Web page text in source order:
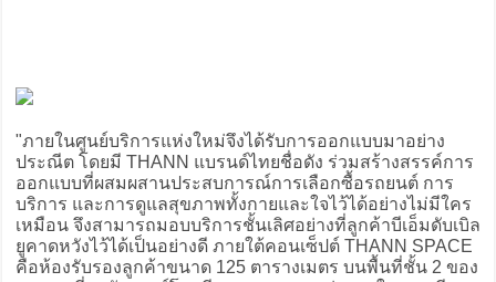
"ภายในศูนย์บริการแห่งใหม่จึงได้รับการออกแบบมาอย่าง
ประณีต โดยมี THANN แบรนด์ไทยชื่อดัง ร่วมสร้างสรรค์การ
ออกแบบที่ผสมผสานประสบการณ์การเลือกซื้อรถยนต์ การ
บริการ และการดูแลสุขภาพทั้งกายและใจไว้ได้อย่างไม่มีใคร
เหมือน จึงสามารถมอบบริการชั้นเลิศอย่างที่ลูกค้าบีเอ็มดับเบิล
ยูคาดหวังไว้ได้เป็นอย่างดี ภายใต้คอนเซ็ปต์ THANN SPACE
คือห้องรับรองลูกค้าขนาด 125 ตารางเมตร บนพื้นที่ชั้น 2 ของ